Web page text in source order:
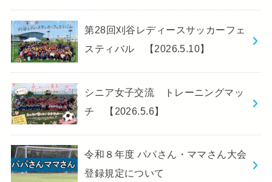
第28回刈谷レディースサッカーフェ
スティバル 【2026.5.10】
シニア女子交流 トレーニングマッ
チ 【2026.5.6】
令和８年度 パパさん・ママさん大会
登録規定について